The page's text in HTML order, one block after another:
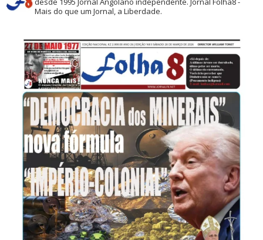
Mais do que um Jornal, a Liberdade.